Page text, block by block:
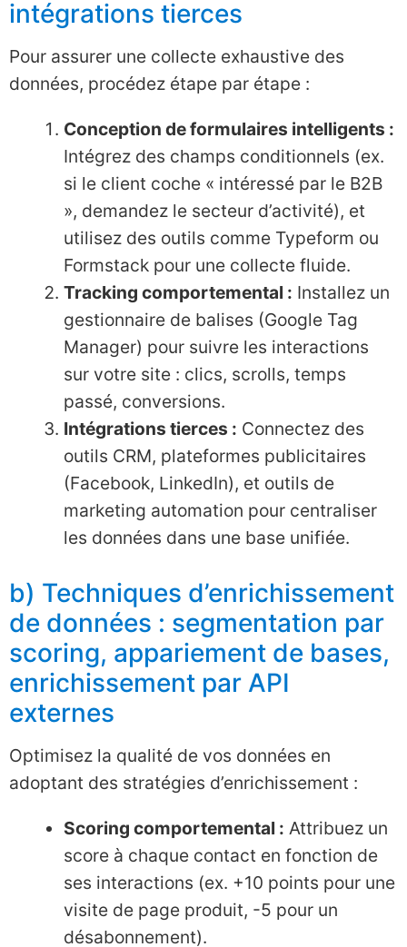
intégrations tierces
Pour assurer une collecte exhaustive des
données, procédez étape par étape :
Conception de formulaires intelligents :
Intégrez des champs conditionnels (ex.
si le client coche « intéressé par le B2B
», demandez le secteur d’activité), et
utilisez des outils comme Typeform ou
Formstack pour une collecte fluide.
Tracking comportemental : Installez un
gestionnaire de balises (Google Tag
Manager) pour suivre les interactions
sur votre site : clics, scrolls, temps
passé, conversions.
Intégrations tierces : Connectez des
outils CRM, plateformes publicitaires
(Facebook, LinkedIn), et outils de
marketing automation pour centraliser
les données dans une base unifiée.
b) Techniques d’enrichissement
de données : segmentation par
scoring, appariement de bases,
enrichissement par API
externes
Optimisez la qualité de vos données en
adoptant des stratégies d’enrichissement :
Scoring comportemental : Attribuez un
score à chaque contact en fonction de
ses interactions (ex. +10 points pour une
visite de page produit, -5 pour un
désabonnement).